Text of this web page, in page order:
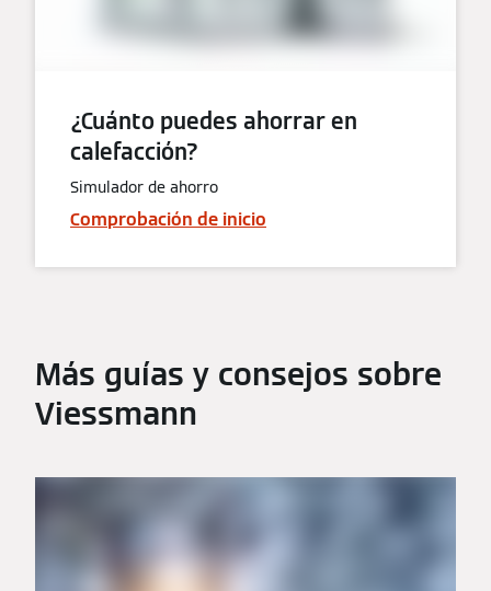
¿Cuánto puedes ahorrar en
calefacción?
Simulador de ahorro
Comprobación de inicio
Más guías y consejos sobre
Viessmann